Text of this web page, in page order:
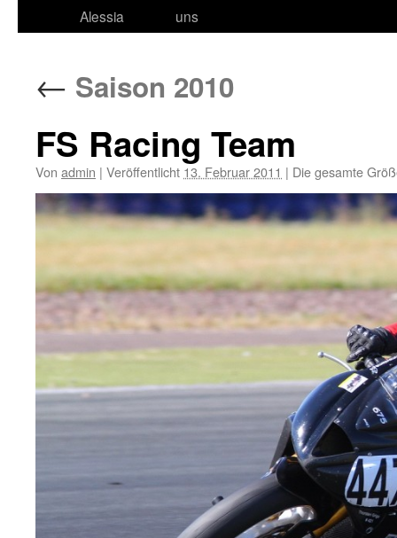
Alessia
uns
← Saison 2010
FS Racing Team
Von admin | Veröffentlicht 13. Februar 2011 | Die gesamte